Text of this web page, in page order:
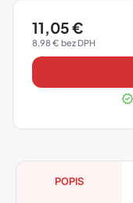
11,05€
8,98€
POPIS